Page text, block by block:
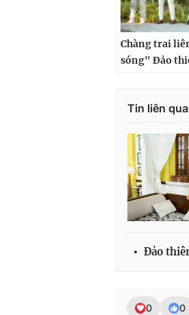
Chàng trai
sóng" Đảo
Tin liên
Đảo
0 0